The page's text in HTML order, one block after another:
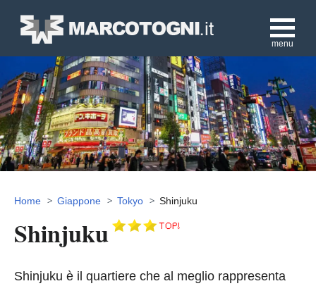
menu
Home Giappone Tokyo Shinjuku
Shinjuku
Shinjuku è il quartiere che al meglio rappresenta